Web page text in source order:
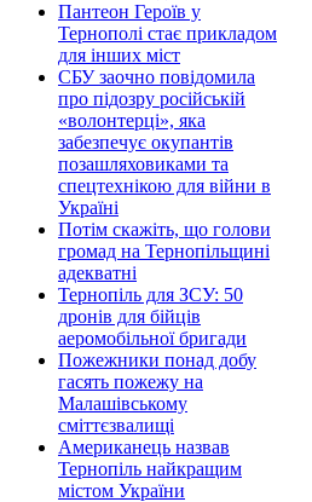
Пантеон Героїв у
Тернополі стає прикладом
для інших міст
СБУ заочно повідомила
про підозру російській
«волонтерці», яка
забезпечує окупантів
позашляховиками та
спецтехнікою для війни в
Україні
Потім скажіть, що голови
громад на Тернопільщині
адекватні
Тернопіль для ЗСУ: 50
дронів для бійців
аеромобільної бригади
Пожежники понад добу
гасять пожежу на
Малашівському
сміттєзвалищі
Американець назвав
Тернопіль найкращим
містом України